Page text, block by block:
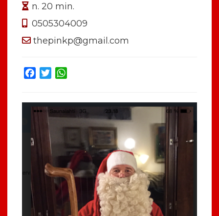
n. 20 min.
0505304009
thepinkp@gmail.com
Facebook
Twitter